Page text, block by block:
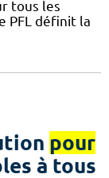
tous les
PFL définit la
pour
à tous